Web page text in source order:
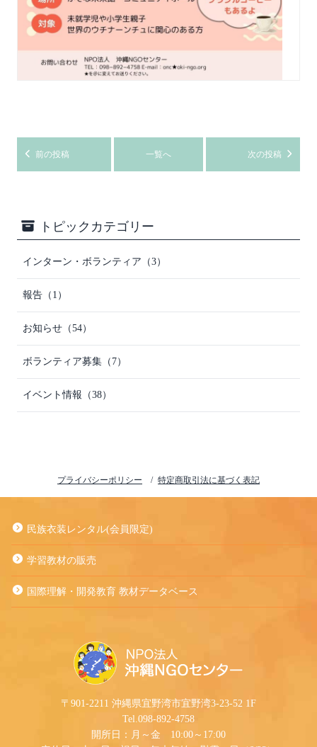
前の投稿 一覧へ 次の投稿
トピックカテゴリー
インターン・ボランティア（3）
報告（1）
お知らせ（54）
ボランティア募集（7）
イベント情報（38）
プライバシーポリシー 特定商取引法に基づく表記
民族衣装レンタル(会員限定)
学習教材の販売
国際理解・開発教育 教材データベース
〒901-2211 沖縄県宜野湾市宜野湾3-23-52 1F
Tel.098-892-4758
開所日：月～金 10:00～17:00